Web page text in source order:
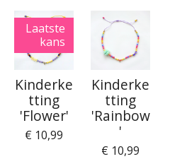
Laatste
kans
Kinderke
tting
'Flower'
€ 10,99
Kinderke
tting
'Rainbow
'
€ 10,99